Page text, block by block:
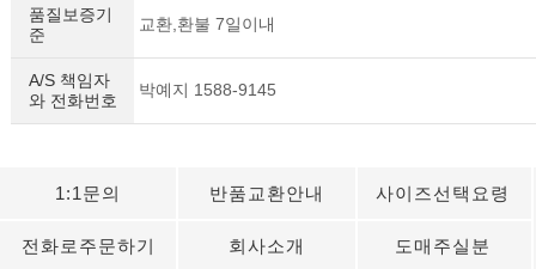
품질보증기
준
교환,환불 7일이내
A/S 책임자
와 전화번호
박예지 1588-9145
1:1문의 반품교환안내 사이즈선택요령
전화로주문하기 회사소개 도매주실분